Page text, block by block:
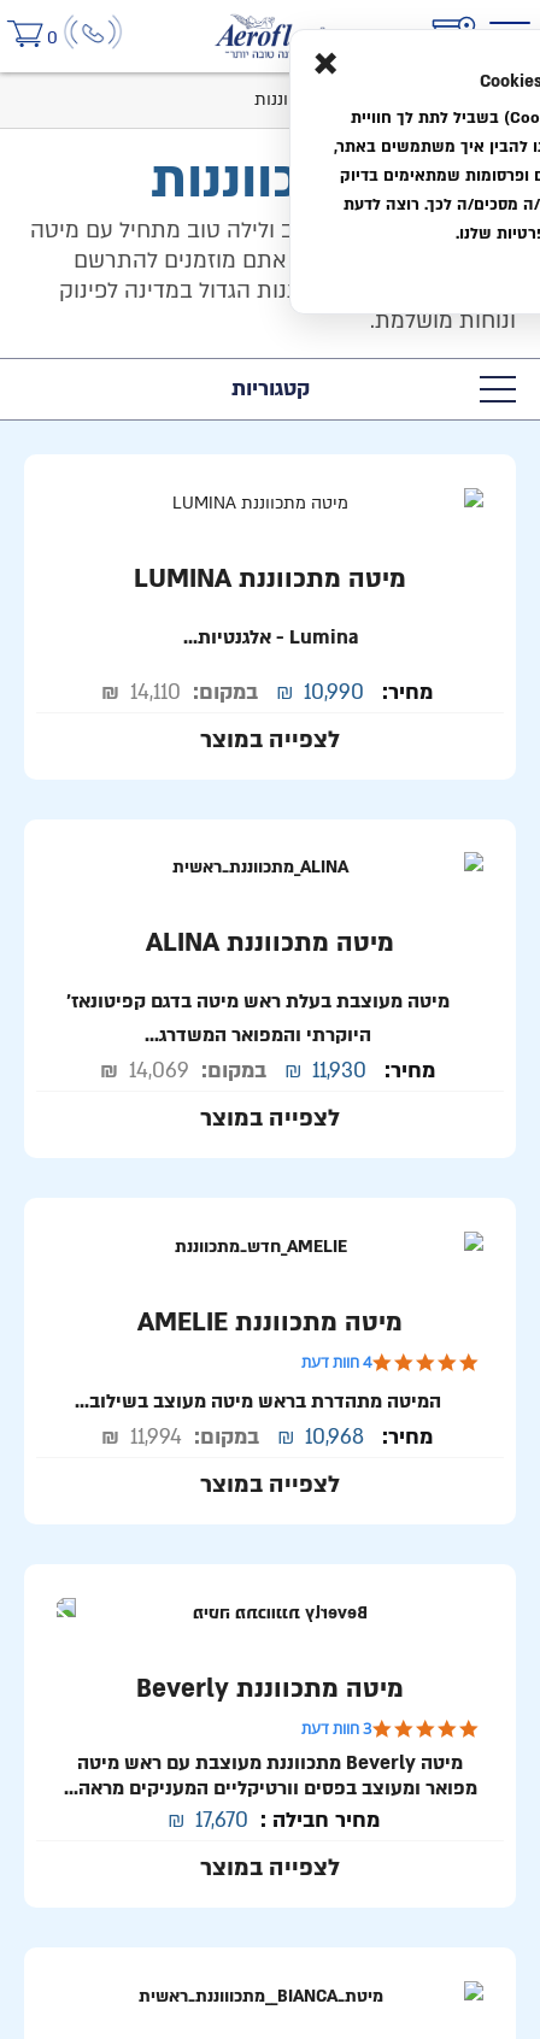
0
מיטות מתכווננות
מיטות מתכווננות
יום טוב מתחיל בלילה טוב ולילה טוב מתחיל עם מיטה
מתכווננת של אירופלקס. אתם מוזמנים להתרשם
ממבחר המיטות המתכווננות הגדול במדינה לפינוק
ונוחות מושלמת.
קטגוריות
מיטה מתכווננת LUMINA
Lumina - אלגנטיות...
מחיר: 10,990
₪ במקום: 14,110
₪
לצפייה במוצר
מיטה מתכווננת ALINA
מיטה מעוצבת בעלת ראש מיטה בדגם קפיטונאז'
היוקרתי והמפואר המשדרג...
מחיר: 11,930
₪ במקום: 14,069
₪
לצפייה במוצר
מיטה מתכווננת AMELIE
5.0 star rating
4 חוות דעת
המיטה מתהדרת בראש מיטה מעוצב בשילוב...
מחיר: 10,968
₪ במקום: 11,994
₪
לצפייה במוצר
מיטה מתכווננת Beverly
5.0 star rating
3 חוות דעת
מיטה Beverly מתכווננת מעוצבת עם ראש מיטה
מפואר ומעוצב בפסים וורטיקליים המעניקים מראה...
מחיר חבילה : 17,670
₪
לצפייה במוצר
×
אנחנו משתמשים בעוגיות (Cookies) בשביל לתת לך חוויית
להבין איך משתמשים באתר,
ופרסומות שמתאימים בדיוק
מסכים/ה לכך. רוצה לדעת
שלנו.